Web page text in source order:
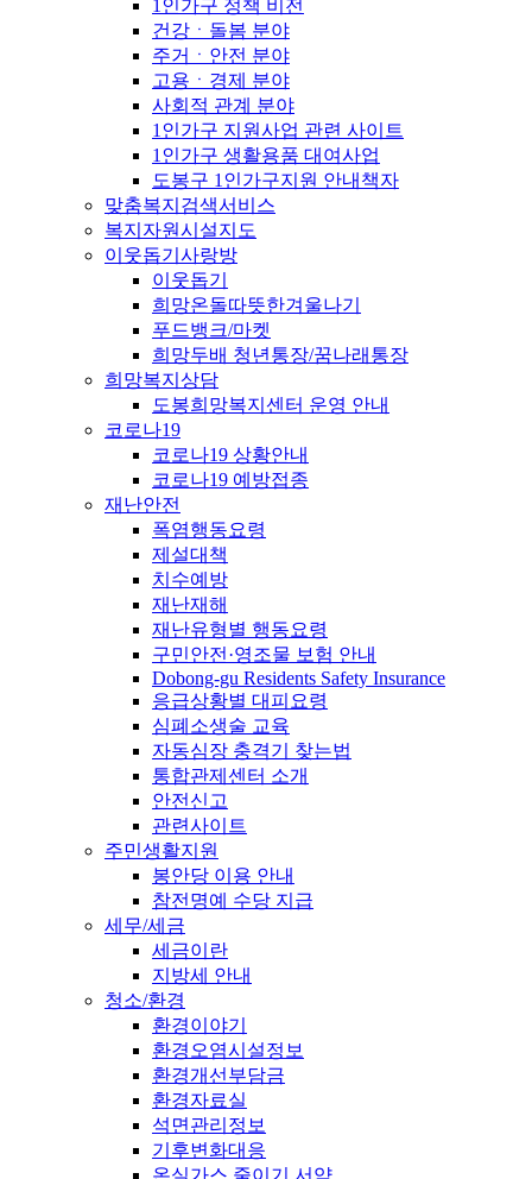
1인가구 정책 비전
건강ㆍ돌봄 분야
주거ㆍ안전 분야
고용ㆍ경제 분야
사회적 관계 분야
1인가구 지원사업 관련 사이트
1인가구 생활용품 대여사업
도봉구 1인가구지원 안내책자
맞춤복지검색서비스
복지자원시설지도
이웃돕기사랑방
이웃돕기
희망온돌따뜻한겨울나기
푸드뱅크/마켓
희망두배 청년통장/꿈나래통장
희망복지상담
도봉희망복지센터 운영 안내
코로나19
코로나19 상황안내
코로나19 예방접종
재난안전
폭염행동요령
제설대책
치수예방
재난재해
재난유형별 행동요령
구민안전·영조물 보험 안내
Dobong-gu Residents Safety Insurance
응급상황별 대피요령
심폐소생술 교육
자동심장 충격기 찾는법
통합관제센터 소개
안전신고
관련사이트
주민생활지원
봉안당 이용 안내
참전명예 수당 지급
세무/세금
세금이란
지방세 안내
청소/환경
환경이야기
환경오염시설정보
환경개선부담금
환경자료실
석면관리정보
기후변화대응
온실가스 줄이기 서약